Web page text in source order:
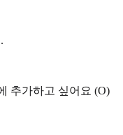
추가하고 싶어요 (O)